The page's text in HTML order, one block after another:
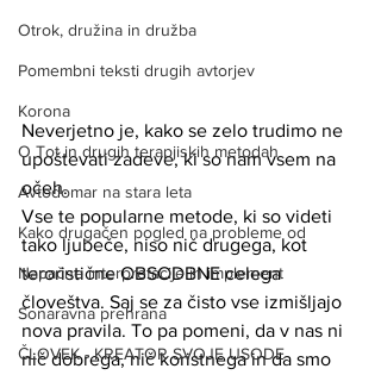
Otrok, družina in družba
Pomembni teksti drugih avtorjev
Korona
O Tot in drugih terapjiskih metodah
Avtodomar na stara leta
Kako drugačen pogled na probleme od
Napačne interpretacije in implement
Sonaravna prehrana
ČLOVEK - KREATOR SVOJE USODE
Neverjetno je, kako se zelo trudimo ne
upoštevati zadeve, ki so nam vsem na
očeh.
Vse te popularne metode, ki so videti
tako ljubeče, niso nič drugega, kot
teroristične OBSODBNE celega
človeštva. Saj se za čisto vse izmišljajo
nova pravila. To pa pomeni, da v nas ni
nič dobrega, nič koristnega in da smo